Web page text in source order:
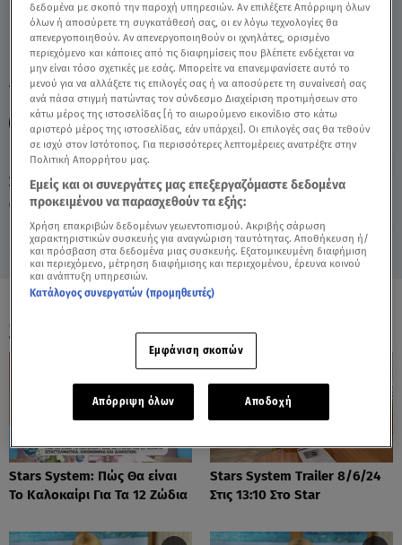
Σάββατο 8 Αυγούστου 2026
31.08.21, 10:32 ΖΩΔΙΑ
TAGS: ΛΕΩΝ ΛΕΟΝΤΕΣ ΣΗΜΕΡΑ ΖΩΔΙΑ
ΖΩΔΙΑ ΣΗΜΕΡΑ ΑΣΤΡΟΛΟΓΙΚΕΣ ΠΡΟΒΛΕΨΕΙΣ
ΟΛΑ ΤΑ ΒΙΝΤΕΟ
Stars System: Πώς Θα είναι
Το Καλοκαίρι Για Τα 12 Ζώδια
Stars System Trailer 8/6/24
Στις 13:10 Στο Star
δεδομένα με σκοπό την παροχή υπηρεσιών. Αν επιλέξετε Απόρριψη όλων
όλων ή αποσύρετε τη συγκατάθεσή σας, οι εν λόγω τεχνολογίες θα
απενεργοποιηθούν. Αν απενεργοποιηθούν οι ιχνηλάτες, ορισμένο
περιεχόμενο και κάποιες από τις διαφημίσεις που βλέπετε ενδέχεται να
μην είναι τόσο σχετικές με εσάς. Μπορείτε να επανεμφανίσετε αυτό το
μενού για να αλλάξετε τις επιλογές σας ή να αποσύρετε τη συναίνεσή σας
ανά πάσα στιγμή πατώντας τον σύνδεσμο Διαχείριση προτιμήσεων στο
κάτω μέρος της ιστοσελίδας [ή το αιωρούμενο εικονίδιο στο κάτω
αριστερό μέρος της ιστοσελίδας, εάν υπάρχει]. Οι επιλογές σας θα τεθούν
σε ισχύ στον Ιστότοπος. Για περισσότερες λεπτομέρειες ανατρέξτε στην
Πολιτική Απορρήτου μας.
Εμείς και οι συνεργάτες μας επεξεργαζόμαστε δεδομένα
προκειμένου να παρασχεθούν τα εξής:
Χρήση επακριβών δεδομένων γεωεντοπισμού. Ακριβής σάρωση
χαρακτηριστικών συσκευής για αναγνώριση ταυτότητας. Αποθήκευση ή/
και πρόσβαση στα δεδομένα μιας συσκευής. Εξατομικευμένη διαφήμιση
και περιεχόμενο, μέτρηση διαφήμισης και περιεχομένου, έρευνα κοινού
και ανάπτυξη υπηρεσιών.
Κατάλογος συνεργατών (προμηθευτές)
Εμφάνιση σκοπών
Απόρριψη όλων Αποδοχή